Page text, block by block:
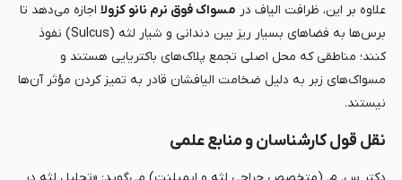
علاوه بر این، ظرافت الیاف در مسواک فوق نرم نانو کزولااجازه می‌دهد تا
برس‌ها به فضاهای بسیار ریز بین دندانی و شیار لثه (Sulcus) نفوذ
کنند؛ مناطقی که محل اصلی تجمع پلاک‌های باکتریایی هستند و
مسواک‌های زبر به دلیل ضخامت الیافشان قادر به تمیز کردن مؤثر آن‌ها
نیستند.
نقل قول کارشناسان و منابع علمی